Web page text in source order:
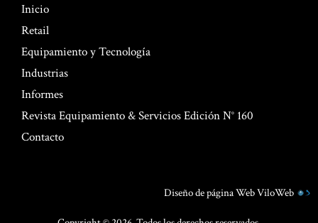
Inicio
Retail
Equipamiento y Tecnología
Industrias
Informes
Revista Equipamiento & Servicios Edición N° 160
Contacto
Diseño de página WebViloWeb